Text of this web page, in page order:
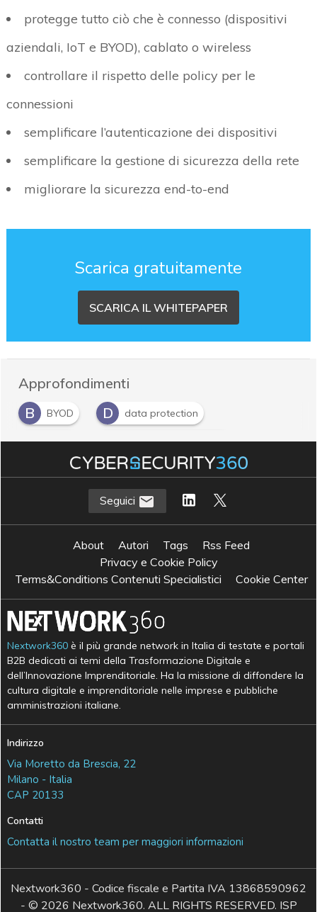
protegge tutto ciò che è connesso (dispositivi
aziendali, IoT e BYOD), cablato o wireless
controllare il rispetto delle policy per le
connessioni
semplificare l’autenticazione dei dispositivi
semplificare la gestione di sicurezza della rete
migliorare la sicurezza end-to-end
Scarica gratuitamente
SCARICA IL WHITEPAPER
Approfondimenti
B
BYOD D data protection
P policy S sicurezza end-to-end
Seguici
About Autori Tags
Rss Feed
Privacy e Cookie Policy
Terms&Conditions Contenuti Specialistici
Cookie Center
Nextwork360 è il più grande network in Italia di testate e portali
B2B dedicati ai temi della Trasformazione Digitale e
dell’Innovazione Imprenditoriale. Ha la missione di diffondere la
cultura digitale e imprenditoriale nelle imprese e pubbliche
amministrazioni italiane.
Indirizzo
Via Moretto da Brescia, 22
Milano - Italia
CAP 20133
Contatti
Contatta il nostro team per maggiori informazioni
Nextwork360 - Codice fiscale e Partita IVA 13868590962
- © 2026 Nextwork360. ALL RIGHTS RESERVED. ISP